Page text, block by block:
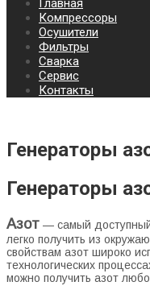
Главная
Компрессоры
Осушители
Фильтры
Сварка
Сервис
Контакты
Генераторы
Генераторы
Азот — самый доступный
легко получить из
свойствам азот широко
технологических
можно получить азот